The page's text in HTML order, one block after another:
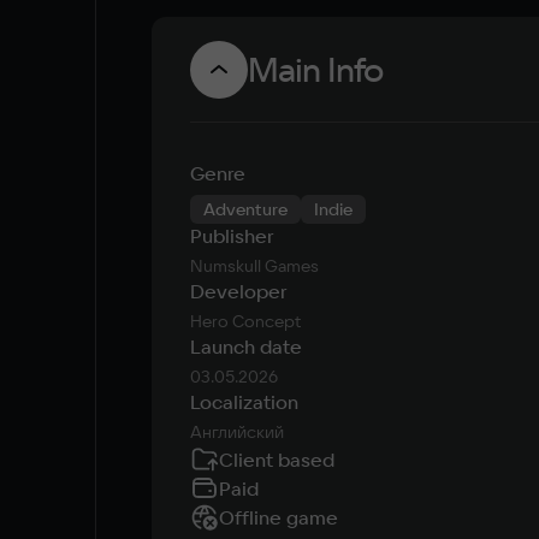
Main Info
Genre
Adventure Indie
Publisher
Numskull Games
Developer
Hero Concept
Launch date
03.05.2026
Localization
Английский
Client based
Paid
Offline game